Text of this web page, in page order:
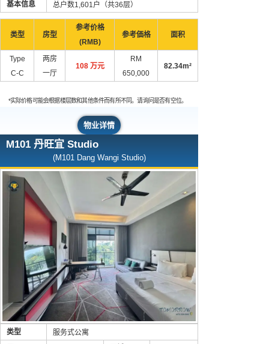
基本信息
总户数1,601户（共36层）
类型 房型
参考价格
(RMB)
参考価格 面积
Type
C-C
两房
一厅
108 万元
RM
650,000
82.34m²
*实际价格可能会根据楼层数和其他条件而有所不同。请询问是否有空位。
物业详情
M101 丹旺宜 Studio
(M101 Dang Wangi Studio)
类型
服务式公寓